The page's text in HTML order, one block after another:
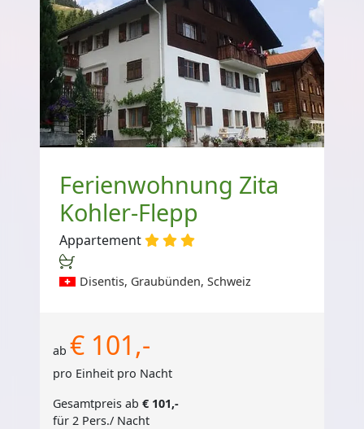
Ferienwohnung Zita
Kohler-Flepp
Appartement
Disentis, Graubünden, Schweiz
ab € 101,-
pro Einheit pro Nacht
Gesamtpreis ab € 101,-
für 2 Pers./ Nacht